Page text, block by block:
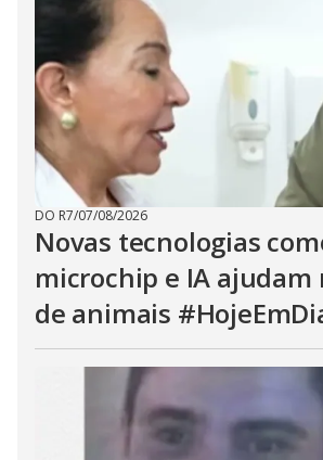
DO R7/07/08/2026
Novas tecnologias
microchip e IA ajudam
de animais